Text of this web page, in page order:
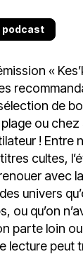
podcast
«
de
ou
! Entre
cultes,
avec
univers
ou qu’on
parte loin
lecture peut